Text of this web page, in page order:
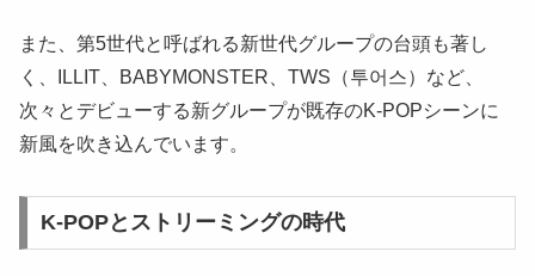
また、第5世代と呼ばれる新世代グループの台頭も著し
く、ILLIT、BABYMONSTER、TWS（투어스）など、
次々とデビューする新グループが既存のK-POPシーンに
新風を吹き込んでいます。
K-POPとストリーミングの時代